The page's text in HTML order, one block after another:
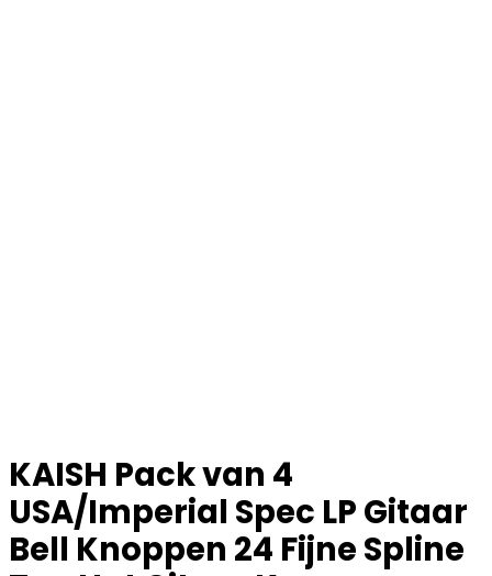
KAISH Pack van 4
USA/Imperial Spec LP Gitaar
Bell Knoppen 24 Fijne Spline